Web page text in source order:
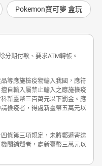
Pokemon寶可夢 盒玩
分期付款、要求ATM轉帳。
等應施檢疫物輸入我國，應符
自輸入屬禁止輸入之應施檢疫
新臺幣三百萬元以下罰金。應
檢疫者，得處新臺幣五萬元以
條第三項規定，未將郵遞寄送
關銷燬者，處新臺幣三萬元以